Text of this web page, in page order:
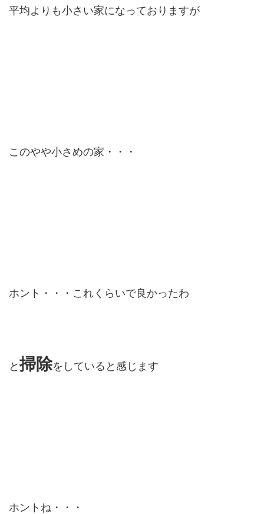
平均よりも小さい家になっておりますが
このやや小さめの家・・・
ホント・・・これくらいで良かったわ
と掃除をしていると感じます
ホントね・・・